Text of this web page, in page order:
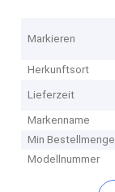
Markieren
Herkunftsort
Lieferzeit
Markenname
Min Bestellmenge
Modellnummer